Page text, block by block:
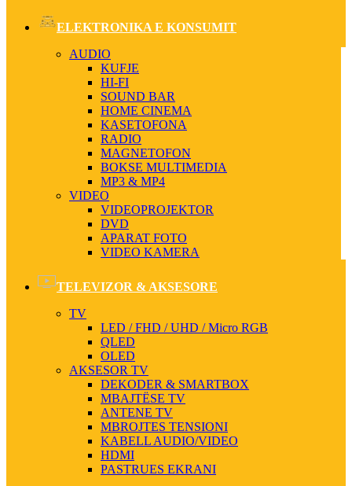
ELEKTRONIKA E KONSUMIT
AUDIO
KUFJE
HI-FI
SOUND BAR
HOME CINEMA
KASETOFONA
RADIO
MAGNETOFON
BOKSE MULTIMEDIA
MP3 & MP4
VIDEO
VIDEOPROJEKTOR
DVD
APARAT FOTO
VIDEO KAMERA
TELEVIZOR & AKSESORE
TV
LED / FHD / UHD / Micro RGB
QLED
OLED
AKSESOR TV
DEKODER & SMARTBOX
MBAJTËSE TV
ANTENE TV
MBROJTES TENSIONI
KABELL AUDIO/VIDEO
HDMI
PASTRUES EKRANI